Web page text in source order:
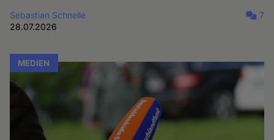
Sebastian Schnelle
28.07.2026
7
MEDIEN